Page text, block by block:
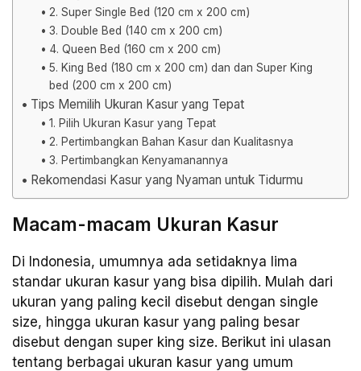
2. Super Single Bed (120 cm x 200 cm)
3. Double Bed (140 cm x 200 cm)
4. Queen Bed (160 cm x 200 cm)
5. King Bed (180 cm x 200 cm) dan dan Super King
bed (200 cm x 200 cm)
Tips Memilih Ukuran Kasur yang Tepat
1. Pilih Ukuran Kasur yang Tepat
2. Pertimbangkan Bahan Kasur dan Kualitasnya
3. Pertimbangkan Kenyamanannya
Rekomendasi Kasur yang Nyaman untuk Tidurmu
Macam-macam Ukuran Kasur
Di Indonesia, umumnya ada setidaknya lima
standar ukuran kasur yang bisa dipilih. Mulah dari
ukuran yang paling kecil disebut dengan single
size, hingga ukuran kasur yang paling besar
disebut dengan super king size. Berikut ini ulasan
tentang berbagai ukuran kasur yang umum